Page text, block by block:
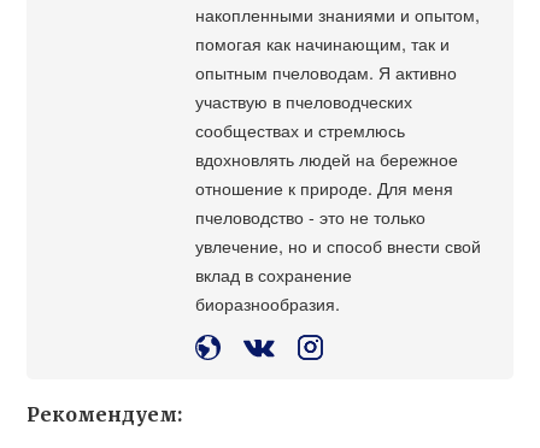
накопленными знаниями и опытом,
помогая как начинающим, так и
опытным пчеловодам. Я активно
участвую в пчеловодческих
сообществах и стремлюсь
вдохновлять людей на бережное
отношение к природе. Для меня
пчеловодство - это не только
увлечение, но и способ внести свой
вклад в сохранение
биоразнообразия.
Рекомендуем: